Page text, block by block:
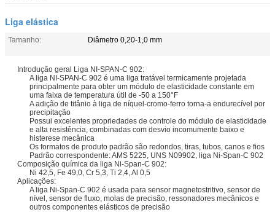
Liga elástica
Tamanho: Diâmetro 0,20-1,0 mm
Introdução geral Liga NI-SPAN-C 902:
A liga NI-SPAN-C 902 é uma liga tratável termicamente projetada
principalmente para obter um módulo de elasticidade constante em
uma faixa de temperatura útil de -50 a 150°F
A adição de titânio à liga de níquel-cromo-ferro torna-a endurecível por
precipitação
Possui excelentes propriedades de controle do módulo de elasticidade
e alta resistência, combinadas com desvio incomumente baixo e
histerese mecânica
Os formatos de produto padrão são redondos, tiras, tubos, canos e fios
Padrão correspondente: AMS 5225, UNS N09902, liga Ni-Span-C 902
Composição química da liga Ni-Span-C 902:
Ni 42,5, Fe 49,0, Cr 5,3, Ti 2,4, Al 0,5
Aplicações:
A liga Ni-Span-C 902 é usada para sensor magnetostritivo, sensor de
nível, sensor de fluxo, molas de precisão, ressonadores mecânicos e
outros componentes elásticos de precisão